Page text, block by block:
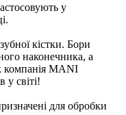
у
кістки. Бори
наконечника, а
компанія MANI
світі!
для обробки